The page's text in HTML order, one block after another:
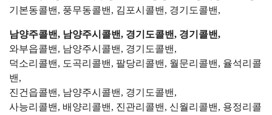
기본동콜밴, 풍무동콜밴, 김포시콜밴, 경기도콜밴,
남양주콜밴, 남양주시콜밴, 경기도콜밴, 경기콜밴,
와부읍콜밴, 남양주시콜밴, 경기도콜밴,
덕소리콜밴, 도곡리콜밴, 팔당리콜밴, 월문리콜밴, 율석리콜
밴,
진건읍콜밴, 남양주시콜밴, 경기도콜밴,
사능리콜밴, 배양리콜밴, 진관리콜밴, 신월리콜밴, 용정리콜